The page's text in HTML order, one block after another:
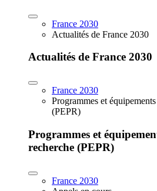
France 2030
Actualités de France 2030
Actualités de France 2030
France 2030
Programmes et
(PEPR)
Programmes et
recherche (PEPR)
France 2030